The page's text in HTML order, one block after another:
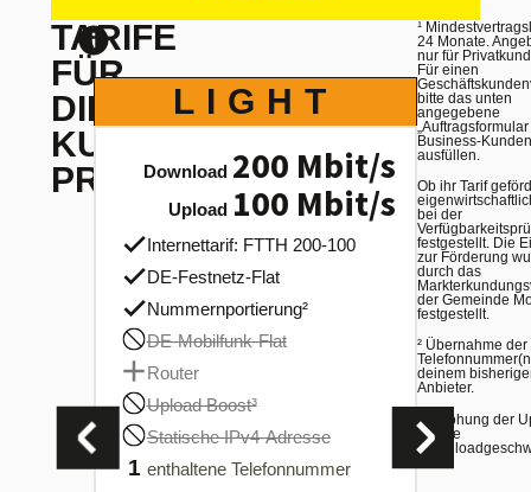
TARIFE
FÜR
DIE
KUNDENGRUPPE
PRIVATKUNDEN
LIGHT
Download 200 Mbit/s
Upload 100 Mbit/s
Internettarif: FTTH 200-100
DE-Festnetz-Flat
Nummernportierung²
DE-Mobilfunk-Flat
Router
Upload Boost³
Statische IPv4-Adresse
1 enthaltene Telefonnummer
4490
DE-
DE-
Router
Upload
3
¹
24 Monate.
nur für
Für einen
bitte das unten
angegebene
„Auftragsformular
Business-
ausfüllen.
Ob ihr Tarif
bei der
festgestellt. Die
zur Förderung
durch das
der Gemeinde
festgestellt.
² Übernahme
deinem
Anbieter.
³ Erhöhung der
auf die